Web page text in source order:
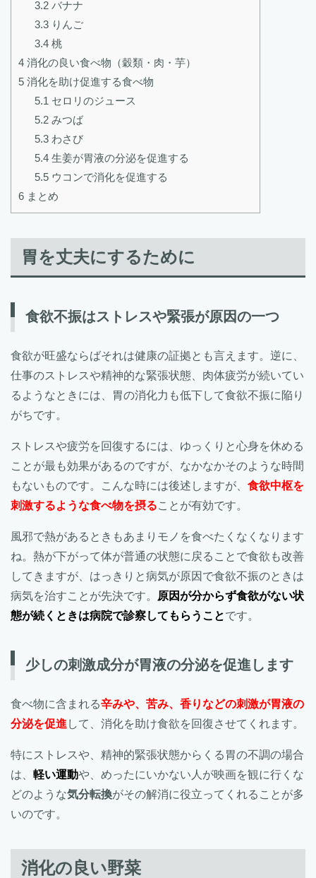
3.2バナナ
3.3りんご
3.4桃
4 消化の良い食べ物（穀類・肉・芋）
5 消化を助け促進する食べ物
5.1 セロリのジュース
5.2みつば
5.3わさび
5.4生姜が胃液の分泌を促進する
5.5ウコンで消化を促進する
6 まとめ
胃を丈夫にするために
食欲不振はストレスや緊張が原因の一つ
食欲が旺盛ならばそれは健康の証拠とも言えます。逆に、
仕事のストレスや精神的な緊張状態、肉体疲労が続いてい
るようなときには、胃の消化力も低下して食欲不振に陥り
がちです。
ストレスや疲労を回復するには、ゆっくりと心身を休める
ことが最も効果があるのですが、なかなかそのような時間
もないものです。こんな時には後述しますが、 食欲中枢を
刺激するような食べ物を摂ることが有効です。
風邪で熱があるときもあまりモノを食べたくなくなります
ね。熱が下がって体が普通の状態に戻ることで食欲も改善
してきますが、はっきりと病気が原因で食欲不振のときは
病気を治すことが先決です。
原因が分からず食欲がない状
態が続くときは病院で診察してもらうことです。
少しの刺激成分が胃液の分泌を促進します
食べ物に含まれる辛みや、苦み、香りなどの刺激が胃液の
分泌を促進 して、消化を助け食欲を回復させてくれます。
特にストレスや、精神的緊張状態からくる胃の不調の場合
は、 軽い運動や、めったにいかない人が映画を観に行くな
どのような気分転換がその解消に役立ってくれることが多
いのです。
消化の良い野菜